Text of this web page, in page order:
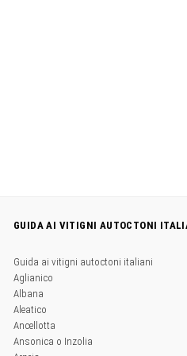
GUIDA AI VITIGNI AUTOCTONI
Guida ai vitigni autoctoni italiani
Aglianico
Albana
Aleatico
Ancellotta
Ansonica o Inzolia